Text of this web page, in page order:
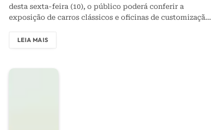
desta sexta-feira (10), o público poderá conferir a
exposição de carros clássicos e oficinas de customização
edição fica por conta do tradicional concurso de Pin-Ups,
LEIA MAIS